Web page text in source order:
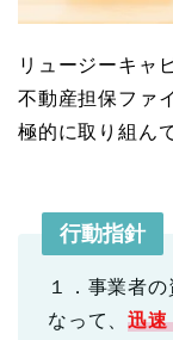
リュージーキャ
不動産担保ファ
極的に取り組ん
行動指針
１．事業者
なって、迅速